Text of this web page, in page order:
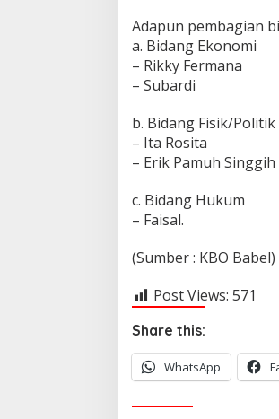
Adapun pembagian
a. Bidang Ekonomi
– Rikky Fermana
– Subardi
b. Bidang Fisik/Politik
– Ita Rosita
– Erik Pamuh Singgih
c. Bidang Hukum
– Faisal.
(Sumber : KBO Babel)
Post Views: 571
Share this:
WhatsApp